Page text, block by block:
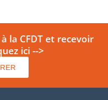
la CFDT et recevoir
ici -->